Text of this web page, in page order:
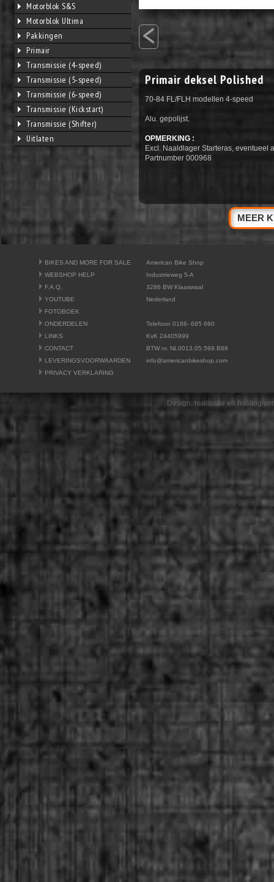
Motorblok S&S
Motorblok Ultima
Pakkingen
Primair
Transmissie (4-speed)
Transmissie (5-speed)
Transmissie (6-speed)
Transmissie (Kickstart)
Transmissie (Shifter)
Uitlaten
<
Primair deksel Polished
70-84 FL/FLH modellen 4-speed
Alu. gepolijst.
OPMERKING :
Excl. Naaldlager Starteras, eventueel
Partnumber 000968
MEER
BIKES AND MORE FOR SALE
WEBSHOP HELP
F.A.Q.
YOUTUBE
FOTOBOEK
ONDERDELEN
LINKS
CONTACT
LEVERINGSVOORWAARDEN
PRIVACY VERKLARING
American Bike Shop
Industrieweg 5-A
3286 BW Klaaswaal
Nederland
Telefoon 0186- 685 690
KvK 24405999
BTW nr. NL0013.05.599.B68
info@americanbikeshop.com
Design, realisatie en hosting